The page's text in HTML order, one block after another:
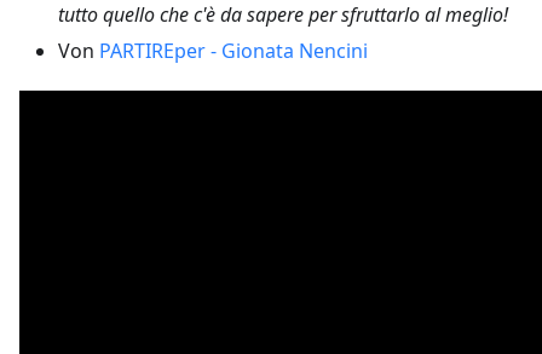
tutto quello che c'è da sapere per sfruttarlo al meglio!
Von PARTIREper - Gionata Nencini